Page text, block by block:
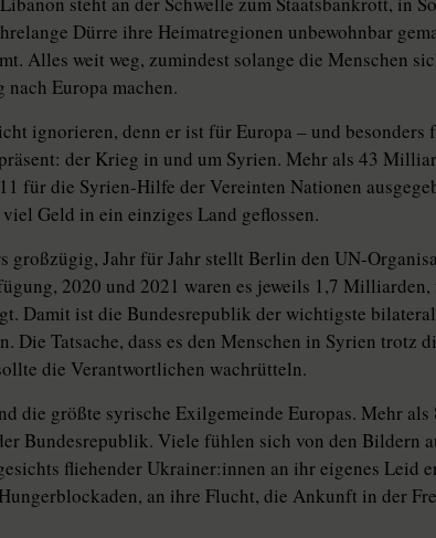
Dürre ihre Heimatregionen unbewohnbar
Alles weit weg, zumindest solange die Menschen
Europa machen.
ignorieren, denn er ist für Europa – und besonders
der Krieg in und um Syrien. Mehr als 43
für die Syrien-Hilfe der Vereinten Nationen
Geld in ein einziges Land geflossen.
großzügig, Jahr für Jahr stellt Berlin den UN-
2020 und 2021 waren es jeweils 1,7
Damit ist die Bundesrepublik der wichtigste
Tatsache, dass es den Menschen in Syrien trotz
die Verantwortlichen wachrütteln.
die größte syrische Exilgemeinde Europas. Mehr als
Bundesrepublik. Viele fühlen sich von den Bildern
fliehender Ukrai­ne­r:in­nen an ihr eigenes Leid
an ihre Flucht, die Ankunft in der